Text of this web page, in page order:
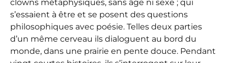
clowns métaphysiques, sans âge ni sexe ; qui
s’essaient à être et se posent des questions
philosophiques avec poésie. Telles deux parties
d’un même cerveau ils dialoguent au bord du
monde, dans une prairie en pente douce. Pendant